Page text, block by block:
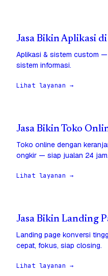
Jasa Bikin Aplikasi
Aplikasi & sistem custom —
sistem informasi.
Lihat layanan →
Jasa Bikin Toko
Toko online dengan
ongkir — siap jualan 24 jam.
Lihat layanan →
Jasa Bikin Landing
Landing page konversi
cepat, fokus, siap closing.
Lihat layanan →